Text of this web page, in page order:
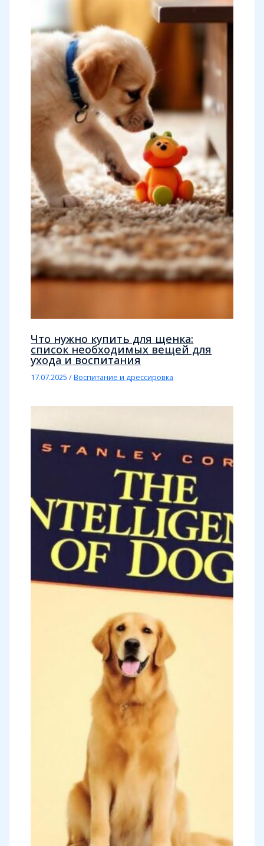
Что нужно купить для щенка:
список необходимых вещей для
ухода и воспитания
17.07.2025/Воспитание и дрессировка